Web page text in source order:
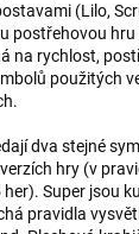
(Lilo,
postřehovou hru
na rychlost,
použitých
dva stejné
hry (v
her). Super jsou
pravidla